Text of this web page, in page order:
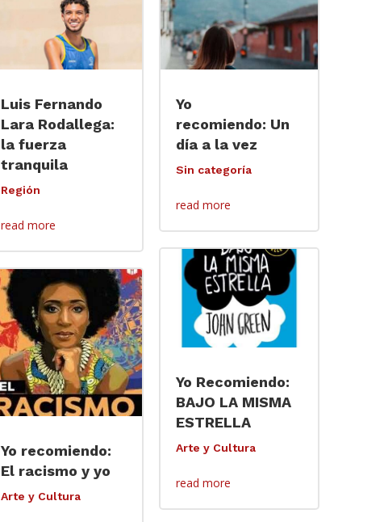
Luis Fernando
Lara Rodallega:
la fuerza
tranquila
Región
read more
Yo recomiendo:
El racismo y yo
Arte y Cultura
Yo
recomiendo: Un
día a la vez
Sin categoría
read more
Yo Recomiendo:
BAJO LA MISMA
ESTRELLA
Arte y Cultura
read more